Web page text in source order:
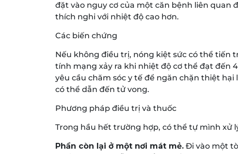
đặt vào nguy cơ của một căn bệnh liên quan
thích nghi với nhiệt độ cao hơn.
Các biến chứng
Nếu không điều trị, nóng kiệt sức có thể tiến
tính mạng xảy ra khi nhiệt độ cơ thể đạt đến
yêu cầu chăm sóc y tế để ngăn chặn thiệt
có thể dẫn đến tử vong.
Phương pháp điều trị và thuốc
Trong hầu hết trường hợp, có thể tự mình xử
Phần còn lại ở một nơi mát mẻ. Đi vào một